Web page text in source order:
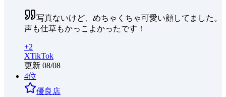
写真ないけど、めちゃくちゃ可愛い顔してました。
声も仕草もかっこよかったです！
+2
XTikTok
更新 08/08
4位
優良店